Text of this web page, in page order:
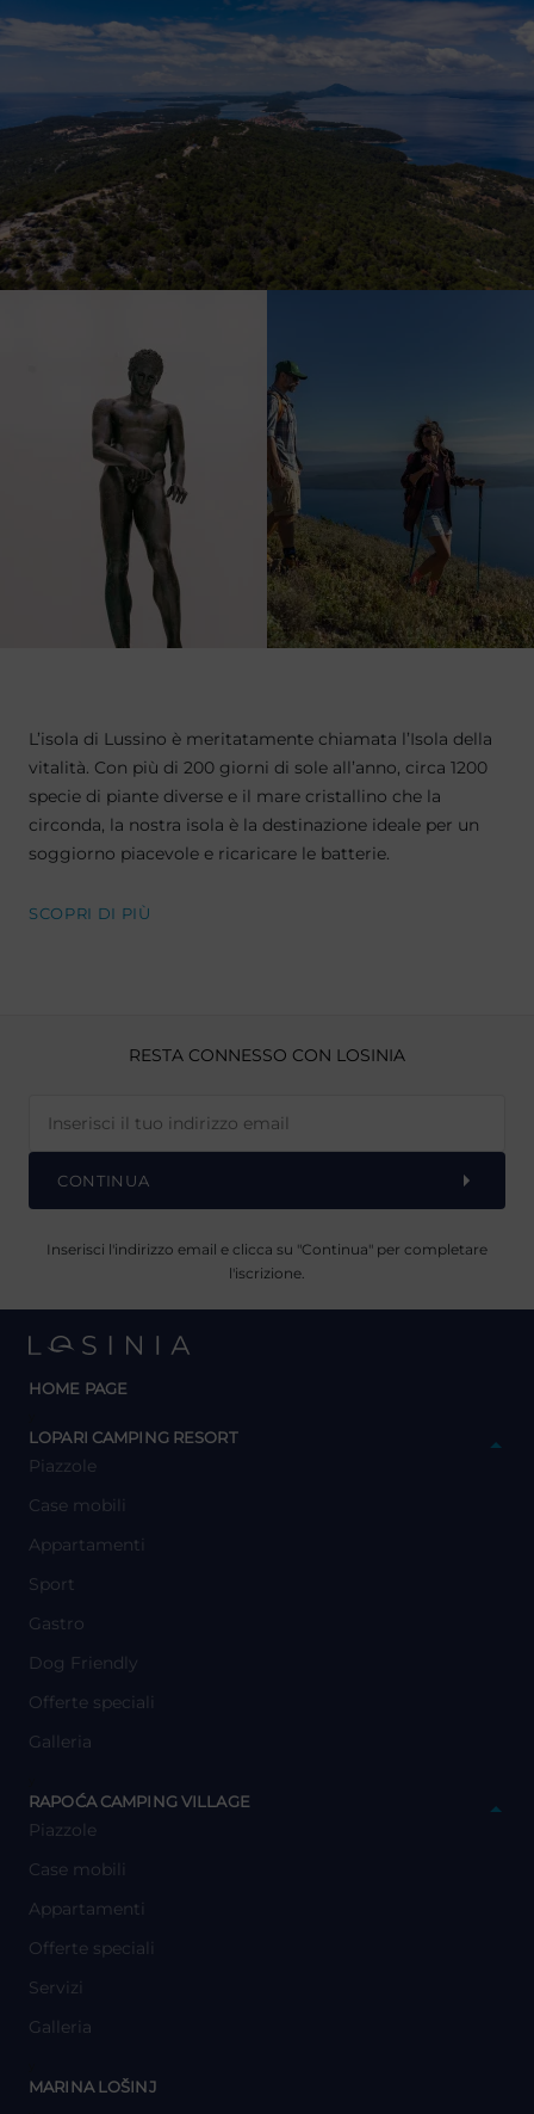
L’isola di Lussino è meritatamente chiamata l’Isola della
vitalità. Con più di 200 giorni di sole all’anno, circa 1200
specie di piante diverse e il mare cristallino che la
circonda, la nostra isola è la destinazione ideale per un
soggiorno piacevole e ricaricare le batterie.
SCOPRI DI PIÙ
RESTA CONNESSO CON LOSINIA
CONTINUA
Inserisci l'indirizzo email e clicca su "Continua" per completare
l'iscrizione.
HOME PAGE
LOPARI CAMPING RESORT
Piazzole
Case mobili
Appartamenti
Sport
Gastro
Dog Friendly
Offerte speciali
Galleria
RAPOĆA CAMPING VILLAGE
Piazzole
Case mobili
Appartamenti
Offerte speciali
Servizi
Galleria
MARINA LOŠINJ